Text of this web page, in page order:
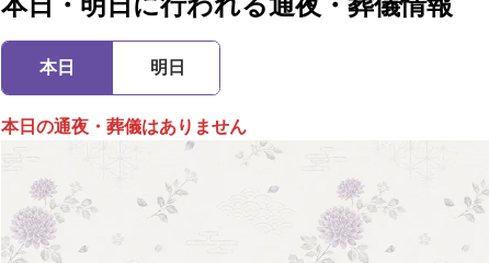
本日 明日
本日の通夜・葬儀はありません